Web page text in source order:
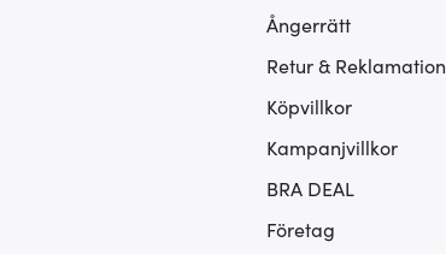
Ångerrätt
Retur & Reklamation
Köpvillkor
Kampanjvillkor
BRA DEAL
Företag